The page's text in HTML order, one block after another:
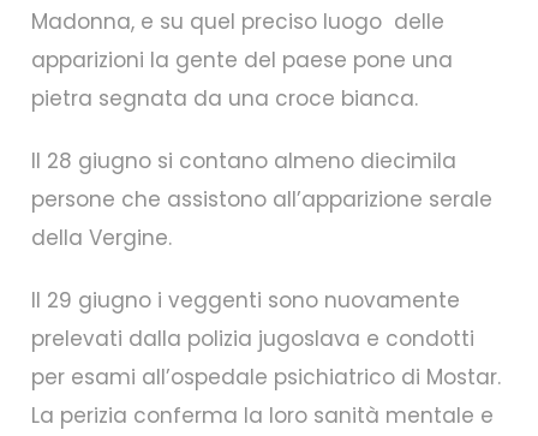
Madonna, e su quel preciso luogo delle
apparizioni la gente del paese pone una
pietra segnata da una croce bianca.
Il 28 giugno si contano almeno diecimila
persone che assistono all’apparizione serale
della Vergine.
Il 29 giugno i veggenti sono nuovamente
prelevati dalla polizia jugoslava e condotti
per esami all’ospedale psichiatrico di Mostar.
La perizia conferma la loro sanità mentale e